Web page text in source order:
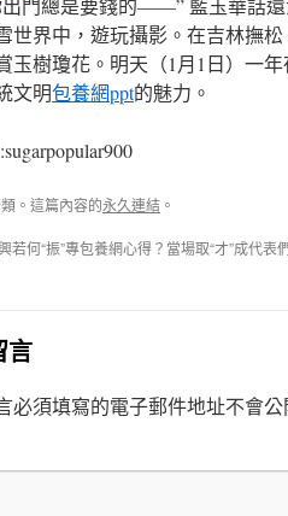
出門總是要錢的——” 藍玉華話
世界中，遊玩攝影。在吉林撫
玉樹瓊花。明天（1月1日）一
文明包養網ppt的魅力。
。這篇內容的永久連結 。
若何“振”專包養網心得？當場取“才”成代表
言
必須填寫的電子郵件地址不會公